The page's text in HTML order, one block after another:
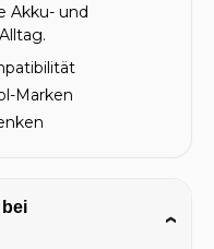
Akku- und
Marken
bei
›